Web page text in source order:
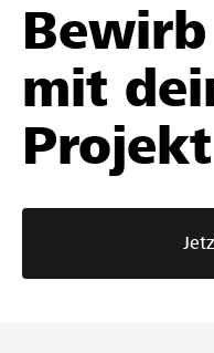
mit
Projekt